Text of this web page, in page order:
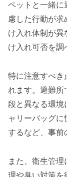
ペットと一緒に
慮した行動が求
け入れ体制が異
け入れ可否を調
特に注意すべき
れます。避難所
段と異なる環境
ャリーバッグ
するなど、事前
また、衛生管
理や臭い対策を